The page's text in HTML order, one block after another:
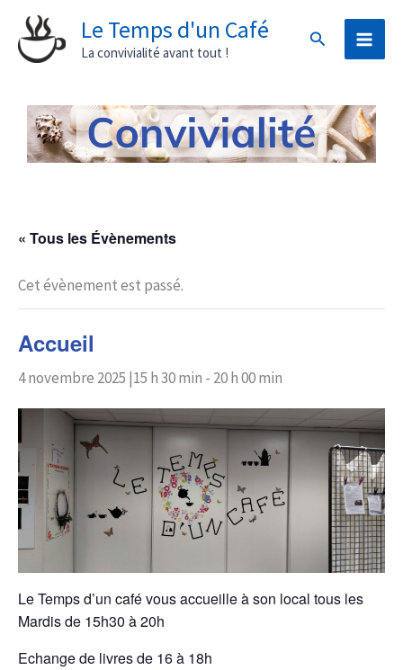
Aller
contenu
Le Temps d'un Café
La convivialité avant tout !
Rechercher
« Tous les Évènements
Cet évènement est passé.
Accueil
4 novembre 2025 |15 h 30 min - 20 h 00 min
Le Temps d’un café vous accueille à son local tous les
Mardis de 15h30 à 20h
Echange de livres de 16 à 18h